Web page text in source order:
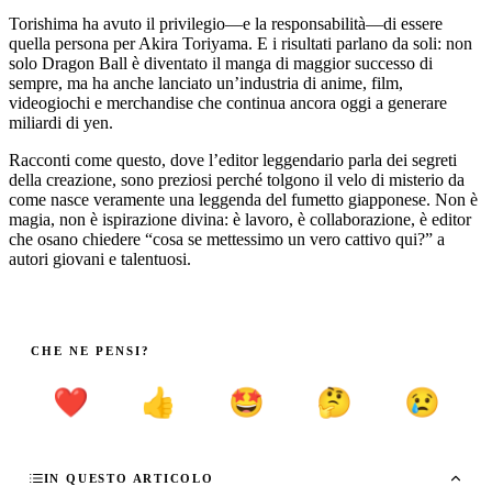
Torishima ha avuto il privilegio—e la responsabilità—di essere
quella persona per Akira Toriyama. E i risultati parlano da soli: non
solo Dragon Ball è diventato il manga di maggior successo di
sempre, ma ha anche lanciato un’industria di anime, film,
videogiochi e merchandise che continua ancora oggi a generare
miliardi di yen.
Racconti come questo, dove l’editor leggendario parla dei segreti
della creazione, sono preziosi perché tolgono il velo di misterio da
come nasce veramente una leggenda del fumetto giapponese. Non è
magia, non è ispirazione divina: è lavoro, è collaborazione, è editor
che osano chiedere “cosa se mettessimo un vero cattivo qui?” a
autori giovani e talentuosi.
CHE NE PENSI?
❤️ 👍 🤩 🤔 😢
IN QUESTO ARTICOLO